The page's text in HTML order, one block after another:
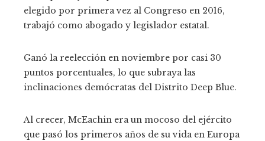
elegido por primera vez al Congreso en 2016,
trabajó como abogado y legislador estatal.
Ganó la reelección en noviembre por casi 30
puntos porcentuales, lo que subraya las
inclinaciones demócratas del Distrito Deep Blue.
Al crecer, McEachin era un mocoso del ejército
que pasó los primeros años de su vida en Europa